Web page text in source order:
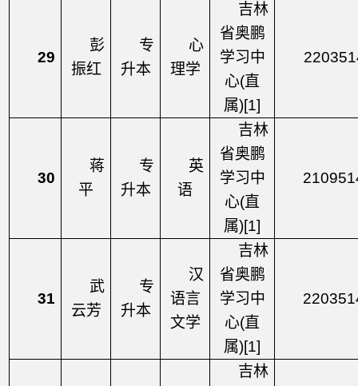
29
彭
振红
专
升本
心
理学
吉林
省奥鹏
学习中
心(直
属)[1]
30
蒋
平
专
升本
英
语
吉林
省奥鹏
学习中
心(直
属)[1]
31
武
云芳
专
升本
汉
语言
文学
吉林
省奥鹏
学习中
心(直
属)[1]
吉林